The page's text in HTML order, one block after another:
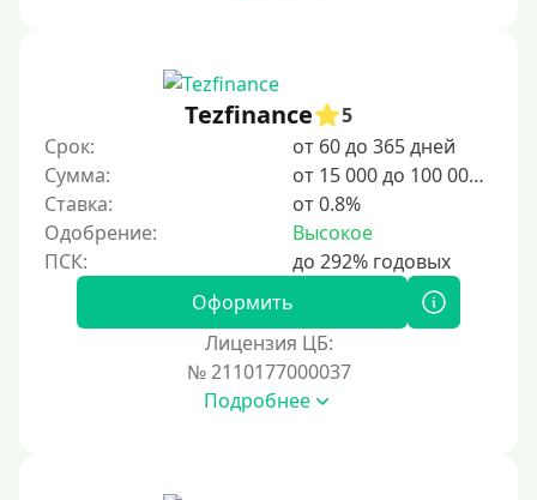
Tezfinance
5
Срок:
от 60 до 365 дней
Сумма:
от 15 000 до 100 000 ₽
Ставка:
от 0.8%
Одобрение:
Высокое
Оформить
Лицензия ЦБ:
№ 2110177000037
Подробнее